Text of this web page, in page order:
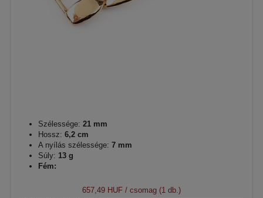
Szélessége: 21 mm
Hossz: 6,2 cm
A nyílás szélessége: 7 mm
Súly: 13 g
Fém:
657,49 HUF / csomag (1 db.)